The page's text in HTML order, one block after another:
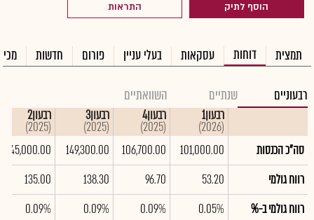
הוסף לתיק התראות
תמצית דוחות עסקאות בעלי עניין פורום חדשות
רבעוניים שנתיים השוואתיים
רבעון1
(2026)
רבעון4
(2025)
רבעון3
(2025)
רבעון2
(2025)
סה"כ הכנסות
101,000.00
106,700.00
149,300.00
145,000.00
רווח גולמי
53.20
96.70
138.30
135.00
רווח גולמי ב-%
0.05%
0.09%
0.09%
0.09%